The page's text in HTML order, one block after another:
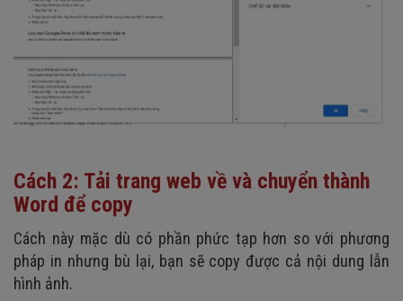
Cách 2: Tải trang web về và chuyển thành
Word để copy
Cách này mặc dù có phần phức tạp hơn so với phương
pháp in nhưng bù lại, bạn sẽ copy được cả nội dung lẫn
hình ảnh.